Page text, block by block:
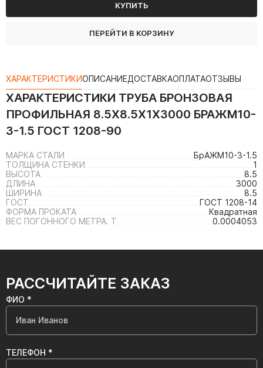
КУПИТЬ
ПЕРЕЙТИ В КОРЗИНУ
ХАРАКТЕРИСТИКИОПИСАНИЕДОСТАВКАОПЛАТАОТЗЫВЫ
ХАРАКТЕРИСТИКИ ТРУБА БРОНЗОВАЯ
ПРОФИЛЬНАЯ 8.5Х8.5Х1Х3000 БРАЖМ10-
3-1.5 ГОСТ 1208-90
МАРКА СТАЛИ
БрАЖМ10-3-1.5
ТОЛЩИНА СТЕНКИ
1
ВЫСОТА
8.5
ДЛИНА
3000
ШИРИНА
8.5
ГОСТ
ГОСТ 1208-14
ФОРМА ПРОКАТА
Квадратная
ВЕС ПОГОННОГО МЕТРА. Т
0.0004053
РАССЧИТАЙТЕ ЗАКАЗ
ФИО *
ТЕЛЕФОН *